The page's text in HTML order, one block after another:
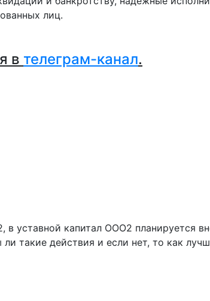
лиц.
в телеграм-канал.
уставной капитал ООО2 планируется
такие действия и если нет, то как